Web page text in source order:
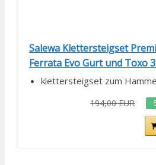
Salewa Klettersteigset
Ferrata Evo Gurt und Toxo
klettersteigset zum
194,00 EUR